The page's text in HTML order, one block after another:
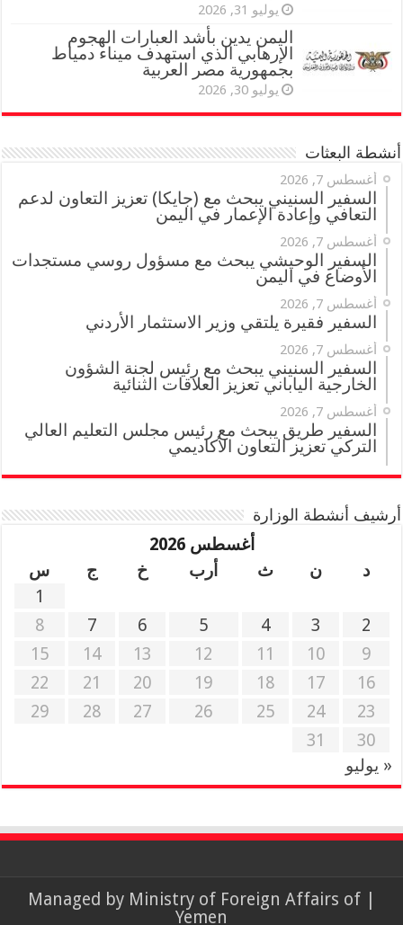
يوليو 31, 2026
اليمن يدين بأشد العبارات الهجوم
الإرهابي الذي استهدف ميناء دمياط
بجمهورية مصر العربية
يوليو 30, 2026
أنشطة البعثات
أغسطس 7, 2026
السفير السنيني يبحث مع (جايكا) تعزيز التعاون لدعم
التعافي وإعادة الإعمار في اليمن
أغسطس 7, 2026
السفير الوحيشي يبحث مع مسؤول روسي مستجدات
الأوضاع في اليمن
أغسطس 7, 2026
السفير فقيرة يلتقي وزير الاستثمار الأردني
أغسطس 7, 2026
السفير السنيني يبحث مع رئيس لجنة الشؤون
الخارجية الياباني تعزيز العلاقات الثنائية
أغسطس 7, 2026
السفير طريق يبحث مع رئيس مجلس التعليم العالي
التركي تعزيز التعاون الأكاديمي
أرشيف أنشطة الوزارة
أغسطس 2026
د
ن ث أرب خ ج
س
1
2
3
4
5
6
7
8
9
10
11
12
13
14
15
16
17
18
19
20
21
22
23
24
25
26
27
28
29
30
31
« يوليو
Ministry of Foreign Affairs of
Yemen